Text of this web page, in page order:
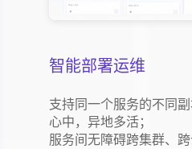
智能部署运维
支持同一个服务的不同
心中，异地多活；
服务间无障碍跨集群、